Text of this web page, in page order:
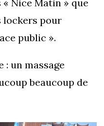
Nice Matin » que
lockers pour
public ».
un massage
beaucoup de